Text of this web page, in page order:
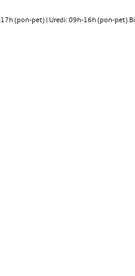
17h (pon-pet) | Uredi: 09h-16h (pon-pet)